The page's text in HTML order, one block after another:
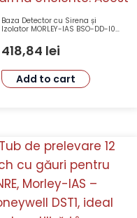
Baza Detector cu Sirena și
Izolator MORLEY-IAS BSO-DD-I05,
418,84 lei
Add to cart